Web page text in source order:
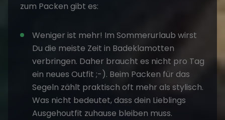
zum Packen gibt es:
Weniger ist mehr! Im Sommerurlaub wirst
Du die meiste Zeit in Badeklamotten
verbringen. Daher braucht es nicht pro Tag
ein neues Outfit ;-). Beim Packen für das
Segeln zählt praktisch oft mehr als stylisch.
Was nicht bedeutet, dass dein Lieblings
Ausgehoutfit zuhause bleiben muss.